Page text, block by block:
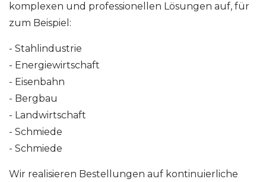
komplexen und professionellen Lösungen auf, für
zum Beispiel:
- Stahlindustrie
- Energiewirtschaft
- Eisenbahn
- Bergbau
- Landwirtschaft
- Schmiede
- Schmiede
Wir realisieren Bestellungen auf kontinuierliche